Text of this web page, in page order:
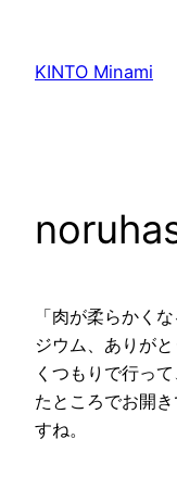
KINTO Minami
「肉が柔らかく
ジウム、ありが
くつもりで行っ
たところでお開
すね。